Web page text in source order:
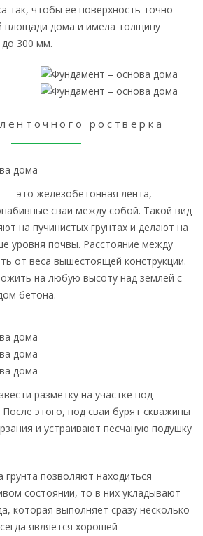
так, чтобы ее поверхность точно
площади дома и имела толщину
до 300 мм.
ростверка
— это железобетонная лента,
сваи между собой. Такой вид
на пучинистых грунтах и делают на
уровня почвы. Расстояние между
от веса вышестоящей конструкции.
на любую высоту над землей с
бетона.
разметку на участке под
этого, под сваи бурят скважины
и устраивают песчаную подушку
грунта позволяют находиться
состоянии, то в них укладывают
которая выполняет сразу несколько
является хорошей